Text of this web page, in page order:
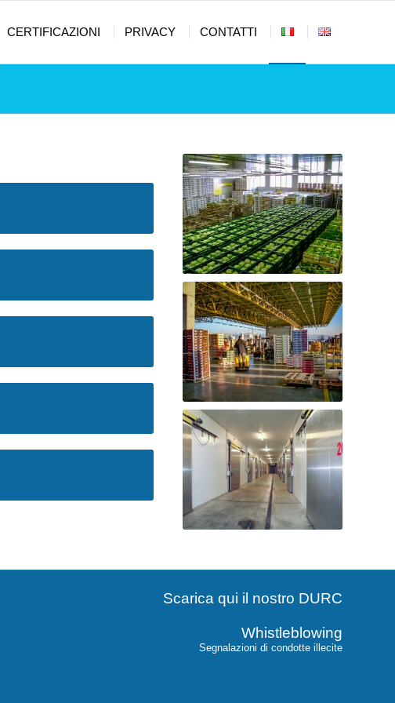
CERTIFICAZIONI PRIVACY CONTATTI
Scarica qui il nostro DURC
Whistleblowing
Segnalazioni di condotte illecite